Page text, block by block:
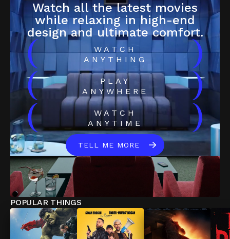
Watch all the latest movies
while relaxing in high-end
design and ultimate comfort.
(
WATCH
ANYTHING
)
(
PLAY
ANYWHERE
)
(
WATCH
ANYTIME
)
TELL ME MORE
POPULAR THINGS